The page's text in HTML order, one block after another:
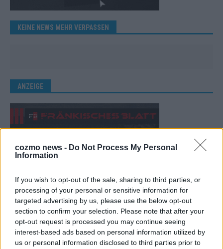
cozmo news - Do Not Process My Personal
Information
If you wish to opt-out of the sale, sharing to third parties, or
processing of your personal or sensitive information for
targeted advertising by us, please use the below opt-out
section to confirm your selection. Please note that after your
opt-out request is processed you may continue seeing
interest-based ads based on personal information utilized by
us or personal information disclosed to third parties prior to
KEINE NEWS MEHR VERPASSEN
ANZEIGE